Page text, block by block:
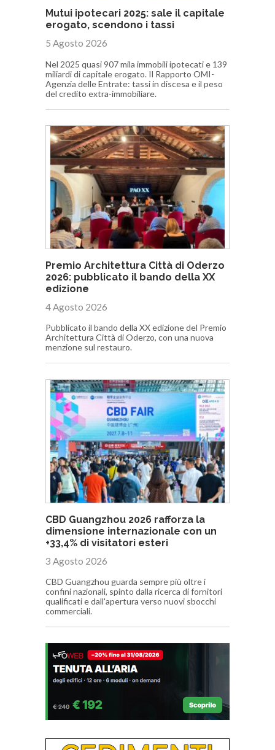
Mutui ipotecari 2025: sale il capitale
erogato, scendono i tassi
5 Agosto 2026
Nel 2025 quasi 907 mila immobili ipotecati e 139
miliardi di capitale erogato. Il Rapporto OMI-
Agenzia delle Entrate: tassi in discesa e il peso
del credito extra-immobiliare.
Premio Architettura Città di Oderzo
2026: pubblicato il bando della XX
edizione
4 Agosto 2026
Pubblicato il bando della XX edizione del Premio
Architettura Città di Oderzo, con una nuova
menzione sul restauro.
CBD Guangzhou 2026 rafforza la
dimensione internazionale con un
+33,4% di visitatori esteri
3 Agosto 2026
CBD Guangzhou guarda sempre più oltre i
confini nazionali, spinto dalla ricerca di fornitori
qualificati e dall'apertura verso nuovi sbocchi
commerciali.